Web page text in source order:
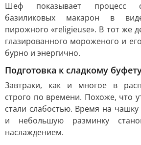
Шеф показывает процесс
базиликовых макарон в
пирожного «religieuse». В тот же
глазированного мороженого и
бурно и энергично.
Подготовка к сладкому
Завтраки, как и многое в
строго по времени. Похоже, что
стали слабостью. Время на
и небольшую разминку
наслаждением.